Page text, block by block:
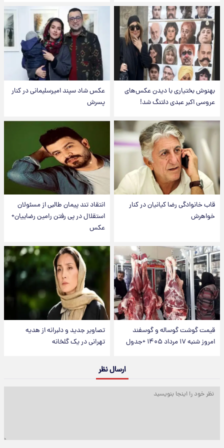
بهنوش بختیاری با دیدن عکس‌های
عروسی اکبر عبدی دلتنگ شد!
عکس شاد سپند امیرسلیمانی در کنار
پسرش
قاب خانوادگی رضا کیانیان در کنار
خواهرش
انتقاد تند پیمان طالبی از مسئولان
استقلال در پی رفتن رامین رضاییان+
عکس
قیمت گوشت گوساله و گوسفند
امروز شنبه ۱۷ مرداد ۱۴۰۵ +جدول
تصاویر جدید و دلبرانه از هدیه
تهرانی در یک گلخانه
ارسال نظر